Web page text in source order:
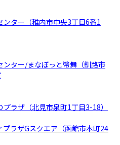
ンター（稚内市中央3丁目6番1
ンター/まなぼっと幣舞（釧路市
ラザ（北見市泉町1丁目3-18）
プラザGスクエア（函館市本町24